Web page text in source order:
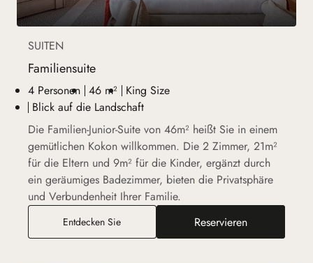
SUITEN
Familiensuite
4 Personen 46 m²
King Size
Blick auf die Landschaft
Die Familien-Junior-Suite von 46m² heißt Sie in einem
gemütlichen Kokon willkommen. Die 2 Zimmer, 21m²
für die Eltern und 9m² für die Kinder, ergänzt durch
ein geräumiges Badezimmer, bieten die Privatsphäre
und Verbundenheit Ihrer Familie.
Entdecken SieFamiliensuite Reservieren